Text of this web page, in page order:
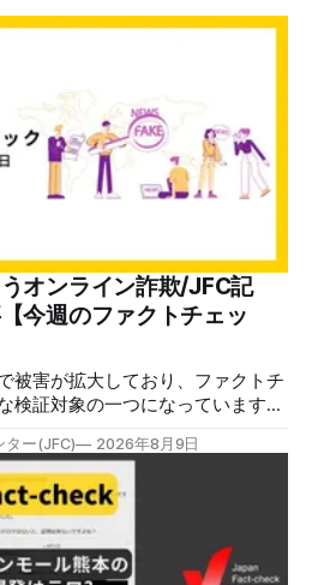
オンライン詐欺/JFC記
今週のファクトチェッ
被害が拡大しており、ファクトチ
検証対象の一つになっています。
手口が複数確認されています。
ンター（JFC）がこの1週間に出
のメディアも含めて、ファクトチ
をまとめました。同じ内容をニュ
。登録はこちら。 今週のお
ター(JFC) 2026年8月9日